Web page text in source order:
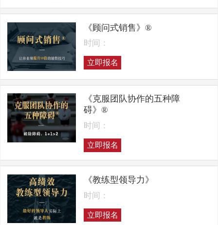
《顾问式销售》®
时间：
立即报名
《克服团队协作的五种障
碍》®
时间：
立即报名
《教练型领导力》
时间：
立即报名